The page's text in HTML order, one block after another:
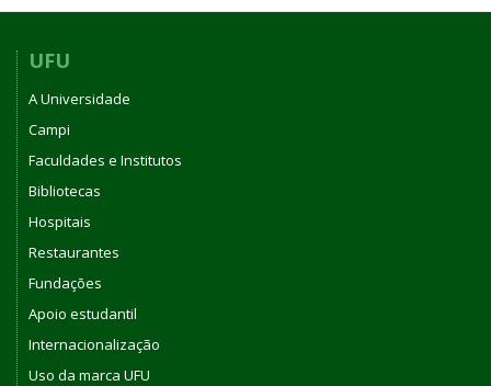
UFU
A Universidade
Campi
Faculdades e Institutos
Bibliotecas
Hospitais
Restaurantes
Fundações
Apoio estudantil
Internacionalização
Uso da marca UFU